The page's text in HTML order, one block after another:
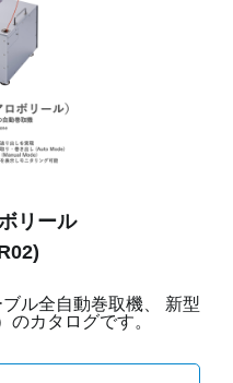
リール
ル全自動巻取機、 新型
カタログです。